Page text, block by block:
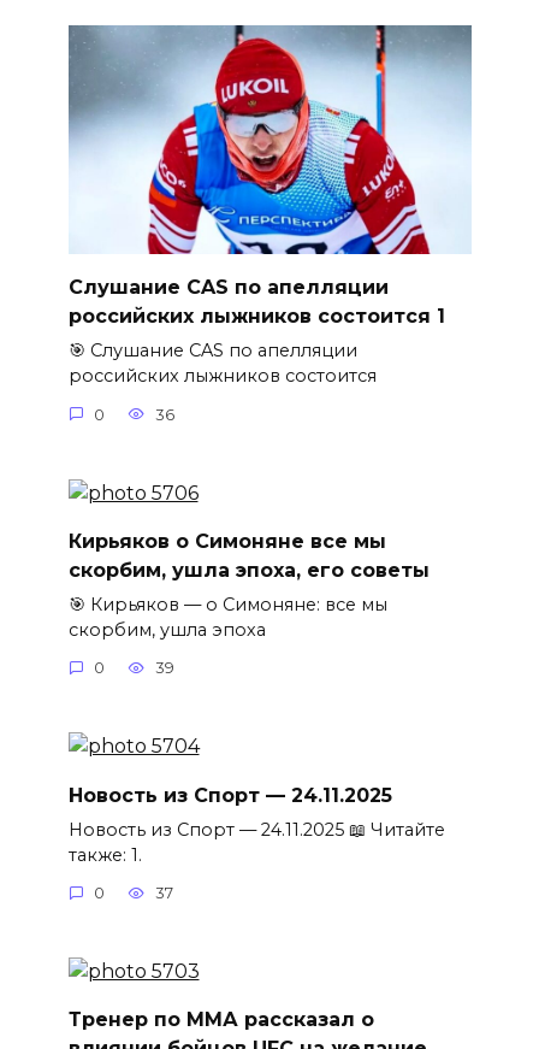
Слушание CAS по апелляции
российских лыжников состоится 1
🎯 Слушание CAS по апелляции
российских лыжников состоится
0 36
Кирьяков о Симоняне все мы
скорбим, ушла эпоха, его советы
🎯 Кирьяков — о Симоняне: все мы
скорбим, ушла эпоха
0 39
Новость из Спорт — 24.11.2025
Новость из Спорт — 24.11.2025 📖 Читайте
также: 1.
0 37
Тренер по ММА рассказал о